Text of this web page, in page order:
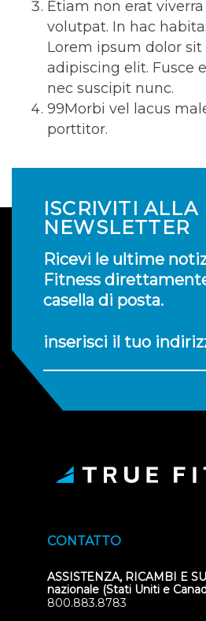
Etiam non erat
volutpat. In hac
Lorem ipsum dolor
adipiscing elit. Fusce
nec suscipit nunc.
99Morbi vel lacus
porttitor.
ISCRIVITI ALLA
NEWSLETTER
Ricevi le ultime
Fitness
casella di posta.
inserisci il tuo
CONTATTO
ASSISTENZA, RICAMBI E
nazionale (Stati Uniti e
800.883.8783